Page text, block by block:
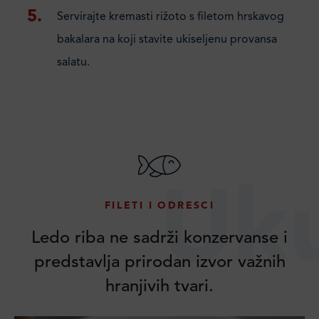
Servirajte kremasti rižoto s filetom hrskavog
bakalara na koji stavite ukiseljenu provansa
salatu.
FILETI I ODRESCI
Ledo riba ne sadrži konzervanse i
predstavlja prirodan izvor važnih
hranjivih tvari.